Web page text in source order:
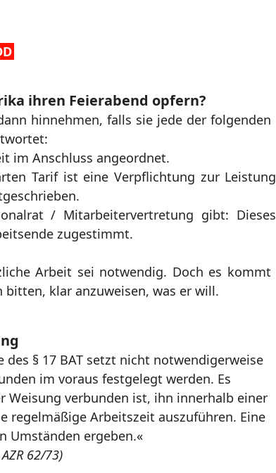
ihren Feierabend opfern?
hinnehmen, falls sie jede der folgenden
im Anschluss angeordnet.
Tarif ist eine Verpflichtung zur Leistung
/ Mitarbeitervertretung gibt: Dieses
zugestimmt.
Arbeit sei notwendig. Doch es kommt
klar anzuweisen, was er will.
§ 17 BAT setzt nicht notwendigerweise
im voraus festgelegt werden. Es
verbunden ist, ihn innerhalb einer
regelmäßige Arbeitszeit auszuführen. Eine
Umständen ergeben.«
62/73)